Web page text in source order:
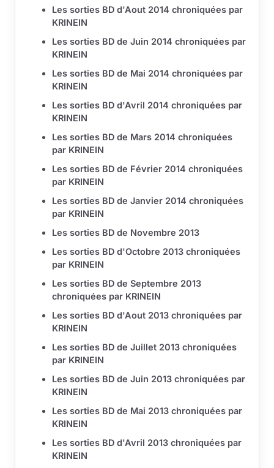
Les sorties BD d'Aout 2014 chroniquées par
KRINEIN
Les sorties BD de Juin 2014 chroniquées par
KRINEIN
Les sorties BD de Mai 2014 chroniquées par
KRINEIN
Les sorties BD d'Avril 2014 chroniquées par
KRINEIN
Les sorties BD de Mars 2014 chroniquées
par KRINEIN
Les sorties BD de Février 2014 chroniquées
par KRINEIN
Les sorties BD de Janvier 2014 chroniquées
par KRINEIN
Les sorties BD de Novembre 2013
Les sorties BD d'Octobre 2013 chroniquées
par KRINEIN
Les sorties BD de Septembre 2013
chroniquées par KRINEIN
Les sorties BD d'Aout 2013 chroniquées par
KRINEIN
Les sorties BD de Juillet 2013 chroniquées
par KRINEIN
Les sorties BD de Juin 2013 chroniquées par
KRINEIN
Les sorties BD de Mai 2013 chroniquées par
KRINEIN
Les sorties BD d'Avril 2013 chroniquées par
KRINEIN